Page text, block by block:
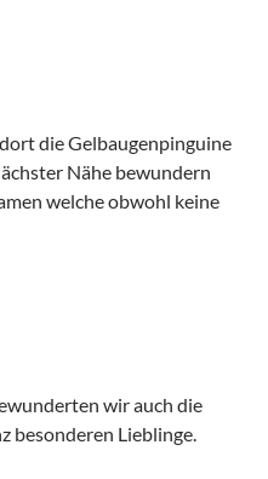
die Gelbaugenpinguine
Nähe bewundern
welche obwohl keine
wir auch die
besonderen Lieblinge.